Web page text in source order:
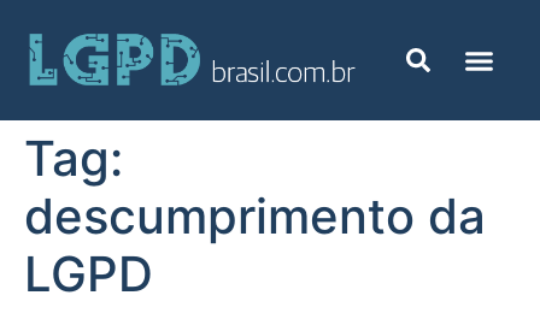
Tag:
descumprimento da
LGPD